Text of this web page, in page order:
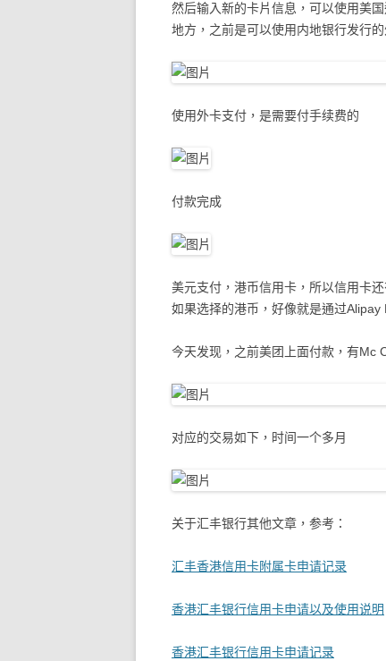
然后输入新的卡片信息，可以使用美
地方，之前是可以使用内地银行发行
使用外卡支付，是需要付手续费的
付款完成
美元支付，港币信用卡，所以信用卡
如果选择的港币，好像就是通过Alipay
今天发现，之前美团上面付款，有Mc
对应的交易如下，时间一个多月
关于汇丰银行其他文章，参考：
汇丰香港信用卡附属卡申请记录
香港汇丰银行信用卡申请以及使用说明
香港汇丰银行信用卡申请记录